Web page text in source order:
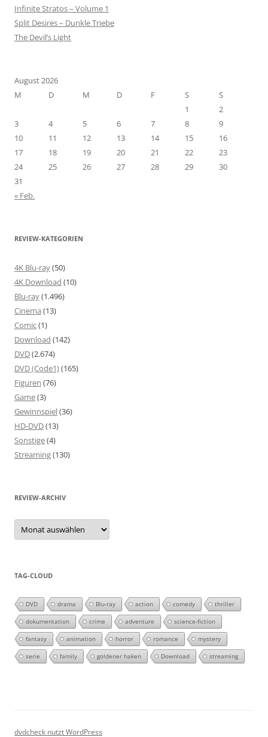
Infinite Stratos – Volume 1
Split Desires – Dunkle Triebe
The Devil’s Light
August 2026
M
D M D F S
S
1
2
3
4 5 6 7 8
9
10
11 12 13 14 15
16
17
18 19 20 21 22
23
24
25 26 27 28 29
30
31
« Feb.
REVIEW-KATEGORIEN
4K Blu-ray(50)
4K Download (10)
Blu-ray(1.496)
Cinema (13)
Comic(1)
Download (142)
DVD(2.674)
DVD (Code1)(165)
Figuren (76)
Game(3)
Gewinnspiel(36)
HD-DVD(13)
Sonstige(4)
Streaming(130)
REVIEW-ARCHIV
Review-
Archiv
TAG-CLOUD
DVD drama Blu-ray action comedy thriller
dokumentation crime adventure science-fiction
fantasy animation horror romance mystery
serie family goldener haken Download streaming
dvdcheck nutzt WordPress